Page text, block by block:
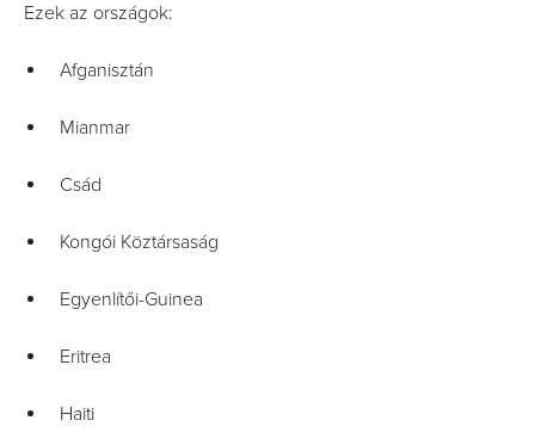
Ezek az országok:
Afganisztán
Mianmar
Csád
Kongói Köztársaság
Egyenlítői-Guinea
Eritrea
Haiti